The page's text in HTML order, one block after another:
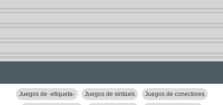
Juegos de -etiqueta- Juegos de sintaxis Juegos de conectores